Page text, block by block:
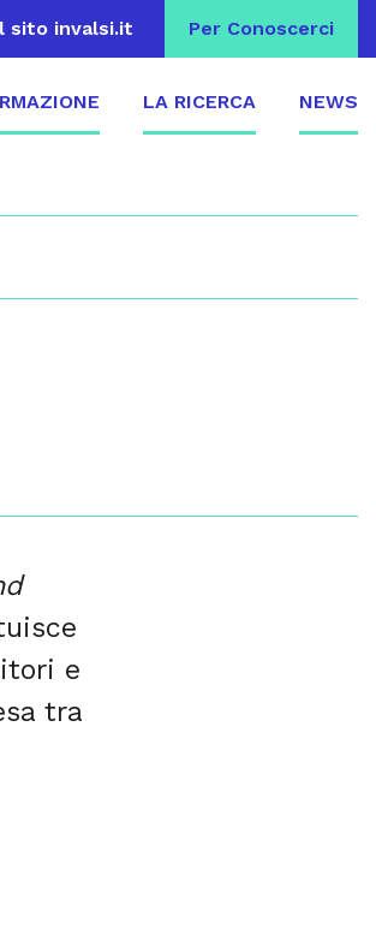
sito invalsi.it Per Conoscerci
LA RICERCA NEWS
e
tra